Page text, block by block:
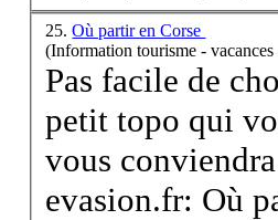
25.Où partir en Corse
(Information tourisme -
Pas facile de
petit topo qui
vous
evasion.fr: Où